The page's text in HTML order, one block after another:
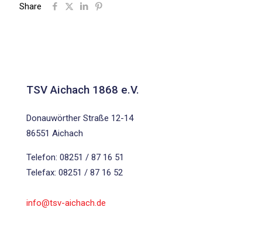
Share
TSV Aichach 1868 e.V.
Donauwörther Straße 12-14
86551 Aichach
Telefon: 08251 / 87 16 51
Telefax: 08251 / 87 16 52
info@tsv-aichach.de